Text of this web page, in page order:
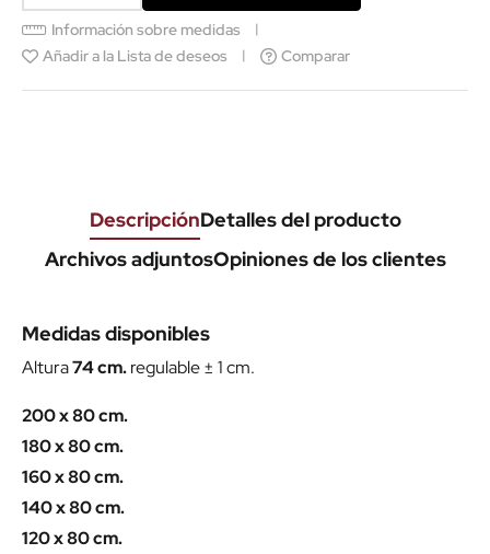
Información sobre medidas
Añadir a la Lista de deseos
Comparar
DescripciónDetalles del producto
Archivos adjuntosOpiniones de los clientes
Medidas disponibles
Altura74 cm.regulable ± 1 cm.
200 x 80 cm.
180 x 80 cm.
160 x 80 cm.
140 x 80 cm.
120 x 80 cm.